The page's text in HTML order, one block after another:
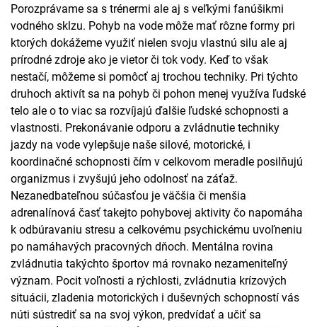
Porozprávame sa s trénermi ale aj s veľkými fanúšikmi
vodného sklzu. Pohyb na vode môže mať rôzne formy pri
ktorých dokážeme využiť nielen svoju vlastnú silu ale aj
prírodné zdroje ako je vietor či tok vody. Keď to však
nestačí, môžeme si pomôcť aj trochou techniky. Pri týchto
druhoch aktivít sa na pohyb či pohon menej využíva ľudské
telo ale o to viac sa rozvíjajú ďalšie ľudské schopnosti a
vlastnosti. Prekonávanie odporu a zvládnutie techniky
jazdy na vode vylepšuje naše silové, motorické, i
koordinačné schopnosti čím v celkovom meradle posilňujú
organizmus i zvyšujú jeho odolnosť na záťaž.
Nezanedbateľnou súčasťou je väčšia či menšia
adrenalínová časť takejto pohybovej aktivity čo napomáha
k odbúravaniu stresu a celkovému psychickému uvoľneniu
po namáhavých pracovných dňoch. Mentálna rovina
zvládnutia takýchto športov má rovnako nezameniteľný
význam. Pocit voľnosti a rýchlosti, zvládnutia krízových
situácii, zladenia motorických i duševných schopností vás
núti sústrediť sa na svoj výkon, predvídať a učiť sa